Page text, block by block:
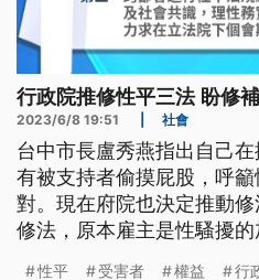
行政院推修性平三法 盼修
2023/6/8 19:51 社會
台中市長盧秀燕指出自己
有被支持者偷摸屁股，呼
對。現在府院也決定推動
修法，原本雇主是性騷擾
性平 受害者 權益 行